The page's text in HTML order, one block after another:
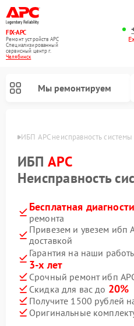
FIX-APC
Ремонт устройств APC
Специализированный
cервисный центр г.
Челябинск
Мы ремонтируем
ИБП APC неисправность системы
ИБП APC
Неисправность
Бесплатная
ремонта
Привезем и увезем ибп
доставкой
Гарантия на наши
3-х лет
Срочный ремонт ибп
Скидка для вас до 20%
Получите 1500 рублей
Оригинальные